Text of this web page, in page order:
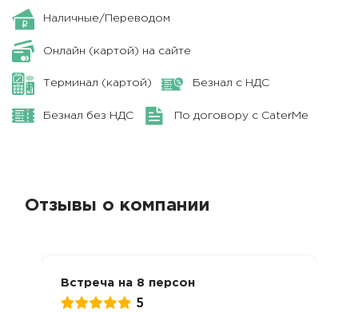
Наличные/Переводом
Онлайн (картой) на сайте
Терминал (картой) Безнал с НДС
Безнал без НДС По договору с CaterMe
Отзывы о компании
Встреча на 8 персон
5